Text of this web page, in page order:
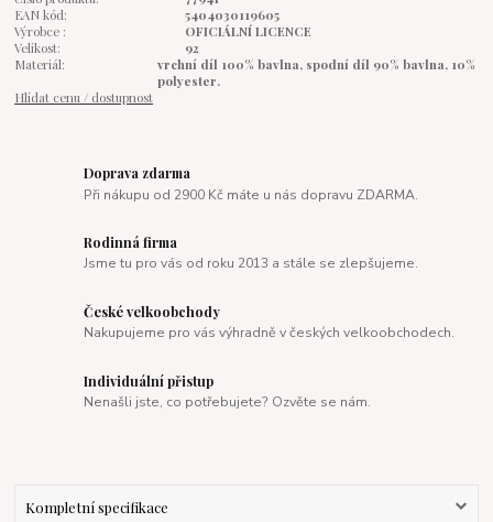
EAN kód:
5404030119605
Výrobce :
OFICIÁLNÍ LICENCE
Velikost:
92
Materiál:
vrchní díl 100% bavlna, spodní díl 90% bavlna, 10%
polyester.
Hlídat cenu / dostupnost
Doprava zdarma
Při nákupu od 2900 Kč máte u nás dopravu ZDARMA.
Rodinná firma
Jsme tu pro vás od roku 2013 a stále se zlepšujeme.
České velkoobchody
Nakupujeme pro vás výhradně v českých velkoobchodech.
Individuální přistup
Nenašli jste, co potřebujete? Ozvěte se nám.
Kompletní specifikace